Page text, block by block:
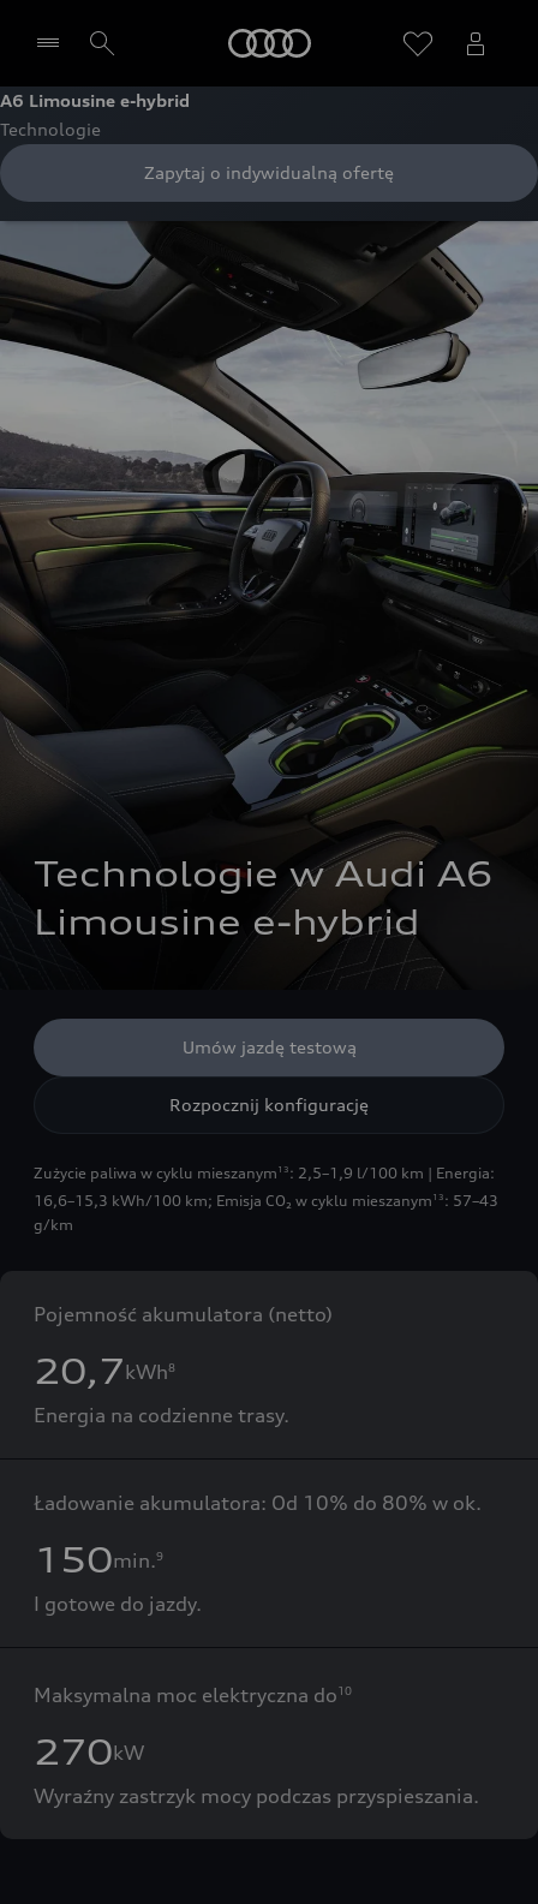
Wybierz Twojego Partnera Audi
A6 Limousine e-hybrid
Technologie
Zapytaj o indywidualną ofertę
Technologie w Audi A6
Limousine e-hybrid
Umów jazdę testową
Rozpocznij konfigurację
Zużycie paliwa w cyklu mieszanym 13 : 2,5–1,9 l/100 km | Energia:
16,6–15,3 kWh/100 km; Emisja CO₂ w cyklu mieszanym 13 : 57–43
g/km
Pojemność akumulatora (netto)
20,7kWh8
Energia na codzienne trasy.
Ładowanie akumulatora: Od 10% do 80% w ok.
150min.9
I gotowe do jazdy.
Maksymalna moc elektryczna do10
270kW
Wyraźny zastrzyk mocy podczas przyspieszania.